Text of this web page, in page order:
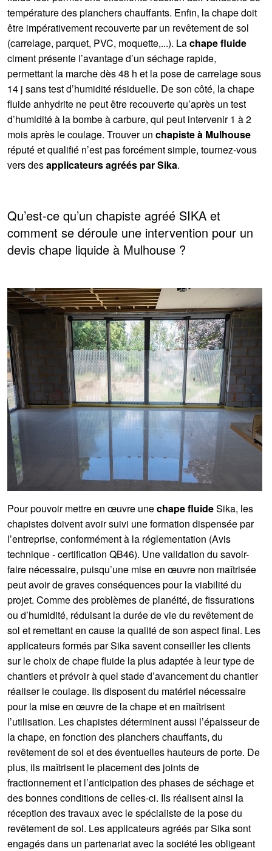
température des planchers chauffants. Enfin, la chape doit
être impérativement recouverte par un revêtement de sol
(carrelage, parquet, PVC, moquette,...). Lachape fluide
ciment présente l’avantage d’un séchage rapide,
permettant la marche dès 48 h et la pose de carrelage sous
14 j sans test d’humidité résiduelle. De son côté, la chape
fluide anhydrite ne peut être recouverte qu’après un test
d’humidité à la bombe à carbure, qui peut intervenir 1 à 2
mois après le coulage. Trouver un chapiste à Mulhouse
réputé et qualifié n’est pas forcément simple, tournez-vous
vers desapplicateurs agréés par Sika.
Qu’est-ce qu’un chapiste agréé SIKA et
comment se déroule une intervention pour un
devis chape liquide à Mulhouse ?
Pour pouvoir mettre en œuvre unechape fluideSika, les
chapistes doivent avoir suivi une formation dispensée par
l’entreprise, conformément à la réglementation (Avis
technique - certification QB46). Une validation du savoir-
faire nécessaire, puisqu’une mise en œuvre non maîtrisée
peut avoir de graves conséquences pour la viabilité du
projet. Comme des problèmes de planéité, de fissurations
ou d’humidité, réduisant la durée de vie du revêtement de
sol et remettant en cause la qualité de son aspect final. Les
applicateurs formés par Sika savent conseiller les clients
sur le choix de chape fluide la plus adaptée à leur type de
chantiers et prévoir à quel stade d’avancement du chantier
réaliser le coulage. Ils disposent du matériel nécessaire
pour la mise en œuvre de la chape et en maîtrisent
l’utilisation. Les chapistes déterminent aussi l’épaisseur de
la chape, en fonction des planchers chauffants, du
revêtement de sol et des éventuelles hauteurs de porte. De
plus, ils maîtrisent le placement des joints de
fractionnement et l’anticipation des phases de séchage et
des bonnes conditions de celles-ci. Ils réalisent ainsi la
réception des travaux avec le spécialiste de la pose du
revêtement de sol. Les applicateurs agréés par Sika sont
engagés dans un partenariat avec la société les obligeant